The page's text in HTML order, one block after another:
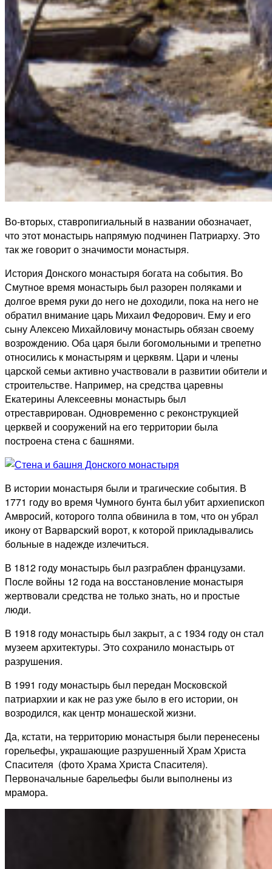
Во-вторых, ставропигиальный в названии обозначает,
что этот монастырь напрямую подчинен Патриарху. Это
так же говорит о значимости монастыря.
История Донского монастыря богата на события. Во
Смутное время монастырь был разорен поляками и
долгое время руки до него не доходили, пока на него не
обратил внимание царь Михаил Федорович. Ему и его
сыну Алексею Михайловичу монастырь обязан своему
возрождению. Оба царя были богомольными и трепетно
относились к монастырям и церквям. Цари и члены
царской семьи активно участвовали в развитии обители и
строительстве. Например, на средства царевны
Екатерины Алексеевны монастырь был
отреставрирован. Одновременно с реконструкцией
церквей и сооружений на его территории была
построена стена с башнями.
В истории монастыря были и трагические события. В
1771 году во время Чумного бунта был убит архиепископ
Амвросий, которого толпа обвинила в том, что он убрал
икону от Варварский ворот, к которой прикладывались
больные в надежде излечиться.
В 1812 году монастырь был разграблен французами.
После войны 12 года на восстановление монастыря
жертвовали средства не только знать, но и простые
люди.
В 1918 году монастырь был закрыт, а с 1934 году он стал
музеем архитектуры. Это сохранило монастырь от
разрушения.
В 1991 году монастырь был передан Московской
патриархии и как не раз уже было в его истории, он
возродился, как центр монашеской жизни.
Да, кстати, на территорию монастыря были перенесены
горельефы, украшающие разрушенный Храм Христа
Спасителя (фото Храма Христа Спасителя).
Первоначальные барельефы были выполнены из
мрамора.